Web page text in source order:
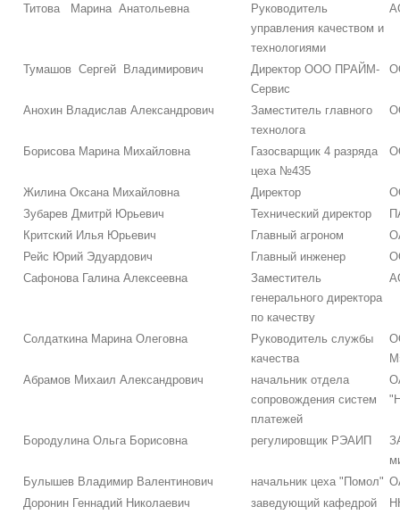
Титова Марина Анатольевна
Руководитель
управления качеством и
технологиями
Тумашов Сергей Владимирович
Директор ООО ПРАЙМ-
Сервис
Анохин Владислав Александрович
Заместитель главного
технолога
Борисова Марина Михайловна
Газосварщик 4 разряда
цеха №435
Жилина Оксана Михайловна Директор
Зубарев Дмитрй Юрьевич
Технический директор
Критский Илья Юрьевич
Главный агроном
Рейс Юрий Эдуардович
Главный инженер
Сафонова Галина Алексеевна
Заместитель
генерального директора
по качеству
Солдаткина Марина Олеговна
Руководитель службы
качества
Абрамов Михаил Александрович
начальник отдела
сопровождения систем
платежей
Бородулина Ольга Борисовна регулировщик РЭАИП
Булышев Владимир Валентинович
начальник цеха "Помол"
Доронин Геннадий Николаевич
заведующий кафедрой